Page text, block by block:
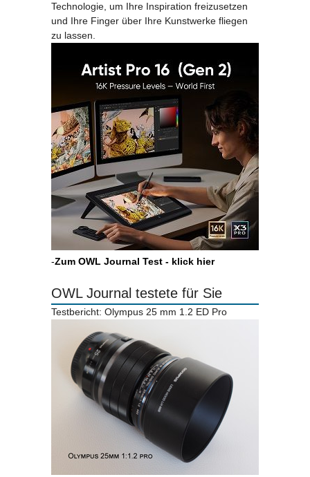
Technologie, um Ihre Inspiration freizusetzen
und Ihre Finger über Ihre Kunstwerke fliegen
zu lassen.
-Zum OWL Journal Test - klick hier
OWL Journal testete für Sie
Testbericht: Olympus 25 mm 1.2 ED Pro